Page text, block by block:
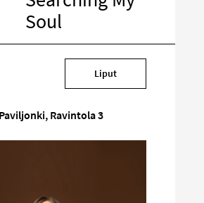
Soul
Liput
Ravintola 3